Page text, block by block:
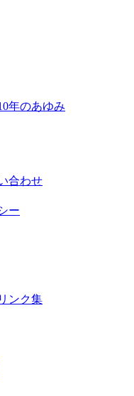
年のあゆみ
合わせ
ー
ンク集